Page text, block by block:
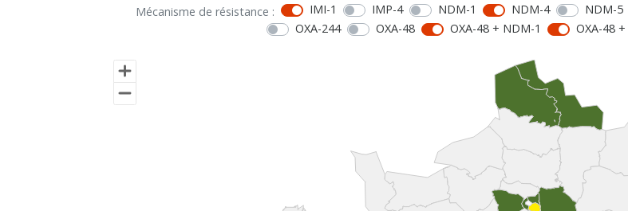
Mécanisme de résistance : IMI-1 IMP-4 NDM-1 NDM-4 NDM-5
OXA-244
OXA-48 OXA-48 + NDM-1 OXA-48